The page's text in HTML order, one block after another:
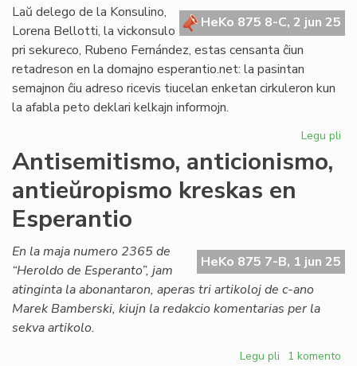
la
HeKo 875 8-C, 2 jun 25
Laŭ delego de la Konsulino,
Lorena Bellotti, la vickonsulo
pri sekureco, Rubeno Fernández, estas censanta ĉiun
retadreson en la domajno esperantio.net: la pasintan
semajnon ĉiu adreso ricevis tiucelan enketan cirkuleron kun
la afabla peto deklari kelkajn informojn.
Legu pli
Antisemitismo, anticionismo,
antieŭropismo kreskas en
Esperantio
HeKo 875 7-B, 1 jun 25
En la maja numero 2365 de
“Heroldo de Esperanto”, jam
atinginta la abonantaron, aperas tri artikoloj de c-ano
Marek Bamberski, kiujn la redakcio komentarias per la
sekva artikolo.
Legu pli pri1 komento